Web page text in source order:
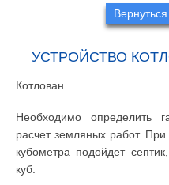
УСТРОЙСТВО
Котлован
Необходимо определить
расчет земляных работ.
кубометра подойдет
куб.